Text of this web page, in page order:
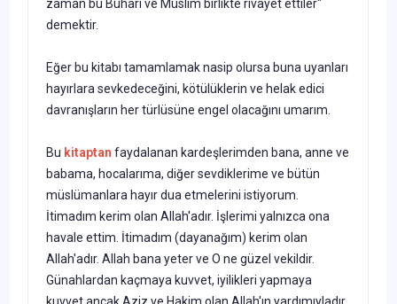
zaman bu Buhari ve Müslim birlikte rivayet ettiler"
demektir.
Eğer bu kitabı tamamlamak nasip olursa buna uyanları
hayırlara sevkedeceğini, kötülüklerin ve helak edici
davranışların her türlüsüne engel olacağını umarım.
Bu kitaptan faydalanan kardeşlerimden bana, anne ve
babama, hocalarıma, diğer sevdiklerime ve bütün
müslümanlara hayır dua etmelerini istiyorum.
İtimadım kerim olan Allah'adır. İşlerimi yalnızca ona
havale ettim. İtimadım (dayanağım) kerim olan
Allah'adır. Allah bana yeter ve O ne güzel vekildir.
Günahlardan kaçmaya kuvvet, iyilikleri yapmaya
kuvvet ancak Aziz ve Hakim olan Allah'ın yardımıyladır.